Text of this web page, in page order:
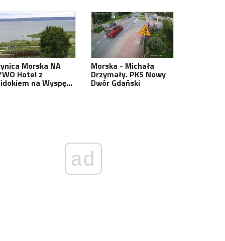
Morska NA
Hotel z
na Wyspę…
Morska - Michała
Drzymały. PKS Nowy
Dwór Gdański
ad